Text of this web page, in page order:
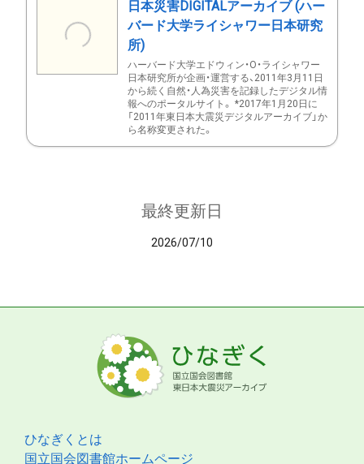
日本災害DIGITALアーカイブ (ハー
バード大学ライシャワー日本研究
所)
ハーバード大学エドウィン・O・ライシャワー
日本研究所が企画・運営する、2011年3月11日
から続く自然・人為災害を記録したデジタル情
報へのポータルサイト。 *2017年1月20日に
「2011年東日本大震災デジタルアーカイブ」か
ら名称変更された。
最終更新日
2026/07/10
ひなぎくとは
国立国会図書館ホームページ